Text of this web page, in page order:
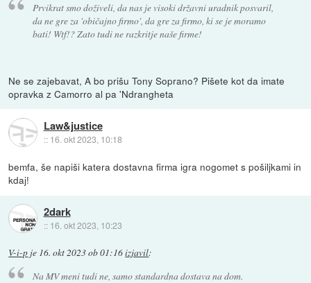
Prvikrat smo doživeli, da nas je visoki državni uradnik posvaril,
da ne gre za 'običajno firmo', da gre za firmo, ki se je moramo
bati! Wtf!? Zato tudi ne razkritje naše firme!
Ne se zajebavat, A bo prišu Tony Soprano? Pišete kot da imate
opravka z Camorro al pa 'Ndrangheta
Law&justice
:: 16. okt 2023, 10:18
bemfa, še napiši katera dostavna firma igra nogomet s pošiljkami in
kdaj!
2dark
:: 16. okt 2023, 10:23
V-i-p je 16. okt 2023 ob 01:16izjavil:
Na MV meni tudi ne, samo standardna dostava na dom.